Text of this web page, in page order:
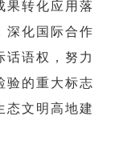
果转化应用落
深化国际合作
话语权，努力
验的重大标志
态文明高地建